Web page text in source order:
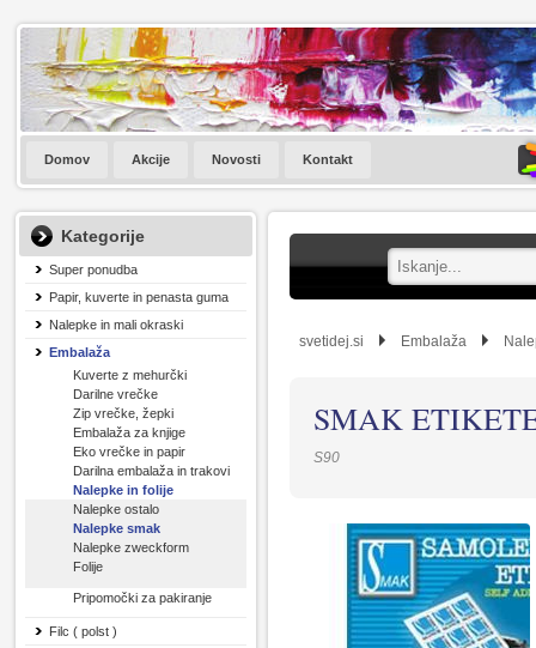
Domov Akcije Novosti Kontakt
Kategorije
Super ponudba
Papir, kuverte in penasta guma
Nalepke in mali okraski
Embalaža
Kuverte z mehurčki
Darilne vrečke
Zip vrečke, žepki
Embalaža za knjige
Eko vrečke in papir
Darilna embalaža in trakovi
Nalepke in folije
Nalepke ostalo
Nalepke smak
Nalepke zweckform
Folije
Pripomočki za pakiranje
Filc ( polst )
svetidej.si Embalaža
SMAK
S90